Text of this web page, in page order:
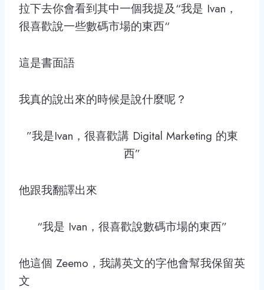
拉下去你會看到其中一個我提及“我是 Ivan，
很喜歡說一些數碼市場的東西“
這是書面語
我真的說出來的時候是說什麼呢？
”我是Ivan，很喜歡講 Digital Marketing 的東
西”
他跟我翻譯出來
“我是 Ivan，很喜歡說數碼市場的東西”
他這個 Zeemo，我講英文的字他會幫我保留英
文